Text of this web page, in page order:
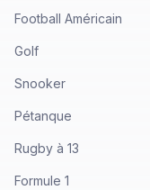
Football Américain
Golf
Snooker
Pétanque
Rugby à 13
Formule 1